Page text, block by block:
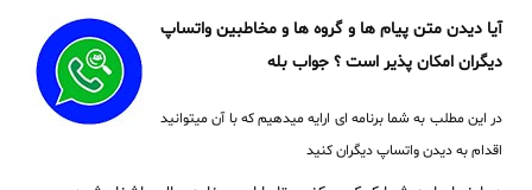
آیا دیدن متن پیام ها و گروه ها و مخاطبین واتساپ
دیگران امکان پذیر است ؟ جواب بله
در این مطلب به شما برنامه ای ارایه میدهیم که با آن میتوانید
اقدام به دیدن واتساپ دیگران کنید